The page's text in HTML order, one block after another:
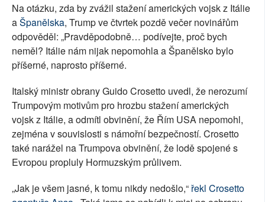
Na otázku, zda by zvážil stažení amerických vojsk z Itálie
aŠpanělska, Trump ve čtvrtek pozdě večer novinářům
odpověděl: „Pravděpodobně… podívejte, proč bych
neměl? Itálie nám nijak nepomohla a Španělsko bylo
příšerné, naprosto příšerné.
Italský ministr obrany Guido Crosetto uvedl, že nerozumí
Trumpovým motivům pro hrozbu stažení amerických
vojsk z Itálie, a odmítl obvinění, že Řím USA nepomohl,
zejména v souvislosti s námořní bezpečností. Crosetto
také narážel na Trumpova obvinění, že lodě spojené s
Evropou propluly Hormuzským průlivem.
„Jak je všem jasné, k tomu nikdy nedošlo,“řekl Crosetto